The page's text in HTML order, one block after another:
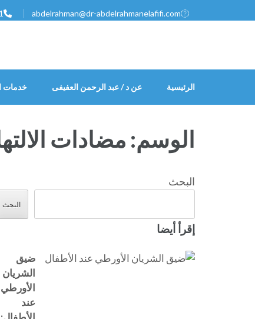
إلى
Enter)
abdelrahman@dr-abdelrahmanelafifi.com
الرئيسية عن د / عبد الرحمن العفيفى خدمات
الوسم: مضادات
البحث
البحث
إقرأ أيضا
ضيق
الشريان
الأورطي
عند